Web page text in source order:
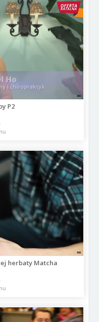
P2
herbaty Matcha